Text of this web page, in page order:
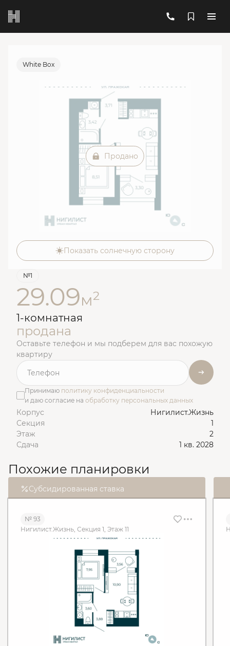
1-комнатная Цена по запросу
Ипотека
White Box
Продано
Показать солнечную сторону
№1
29.09м2
1-комнатная
продана
Оставьте телефон и мы подберем для вас похожую
квартиру
Принимаю политику конфиденциальности
и даю согласие на обработку персональных данных
Корпус
Нигилист.Жизнь
Секция
1
Этаж
2
Сдача
1 кв. 2028
Похожие планировки
Субсидированная ставка
№ 93
Нигилист.Жизнь, Секция 1, Этаж 11